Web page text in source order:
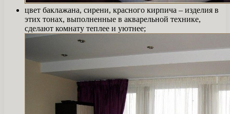
цвет баклажана, сирени, красного кирпича – изделия в
этих тонах, выполненные в акварельной технике,
сделают комнату теплее и уютнее;